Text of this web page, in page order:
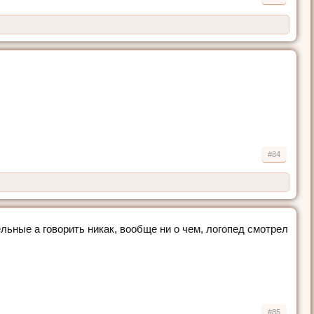
#84
а говорить никак, вообще ни о чем, логопед смотрел
#85